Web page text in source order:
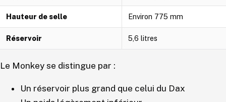
Hauteur de selle Environ 775 mm
Réservoir 5,6 litres
Le Monkey se distingue par :
Un réservoir plus grand que celui du Dax